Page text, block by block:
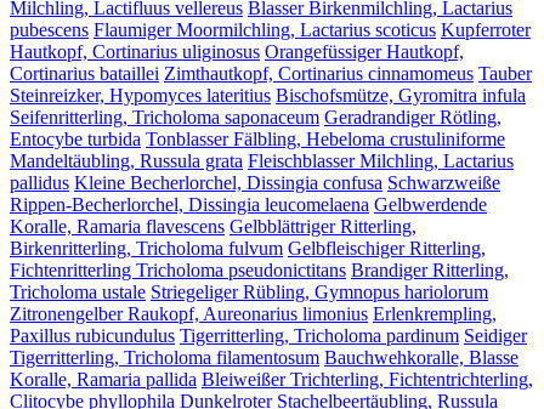
Milchling, Lactifluus vellereus Blasser Birkenmilchling, Lactarius
pubescens Flaumiger Moormilchling, Lactarius scoticus Kupferroter
Hautkopf, Cortinarius uliginosus Orangefüssiger Hautkopf,
Cortinarius bataillei Zimthautkopf, Cortinarius cinnamomeus Tauber
Steinreizker, Hypomyces lateritius Bischofsmütze, Gyromitra infula
Seifenritterling, Tricholoma saponaceum Geradrandiger Rötling,
Entocybe turbida Tonblasser Fälbling, Hebeloma crustuliniforme
Mandeltäubling, Russula grata Fleischblasser Milchling, Lactarius
pallidus Kleine Becherlorchel, Dissingia confusa Schwarzweiße
Rippen-Becherlorchel, Dissingia leucomelaena Gelbwerdende
Koralle, Ramaria flavescens Gelbblättriger Ritterling,
Birkenritterling, Tricholoma fulvum Gelbfleischiger Ritterling,
Fichtenritterling Tricholoma pseudonictitans Brandiger Ritterling,
Tricholoma ustale Striegeliger Rübling, Gymnopus hariolorum
Zitronengelber Raukopf, Aureonarius limonius Erlenkrempling,
Paxillus rubicundulus Tigerritterling, Tricholoma pardinum Seidiger
Tigerritterling, Tricholoma filamentosum Bauchwehkoralle, Blasse
Koralle, Ramaria pallida Bleiweißer Trichterling, Fichtentrichterling,
Clitocybe phyllophila Dunkelroter Stachelbeertäubling, Russula